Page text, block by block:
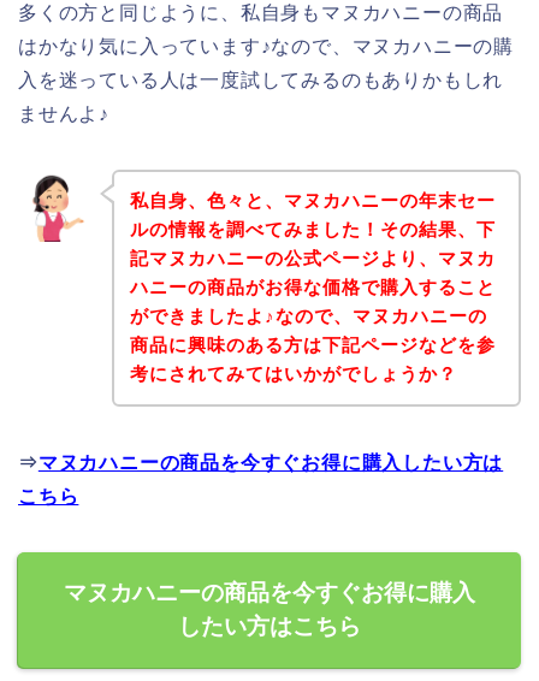
多くの方と同じように、私自身もマヌカハニーの商品
はかなり気に入っています♪なので、マヌカハニーの購
入を迷っている人は一度試してみるのもありかもしれ
ませんよ♪
私自身、色々と、マヌカハニーの年末セー
ルの情報を調べてみました！その結果、下
記マヌカハニーの公式ページより、マヌカ
ハニーの商品がお得な価格で購入すること
ができましたよ♪なので、マヌカハニーの
商品に興味のある方は下記ページなどを参
考にされてみてはいかがでしょうか？
⇒マヌカハニーの商品を今すぐお得に購入したい方は
こちら
マヌカハニーの商品を今すぐお得に購入
したい方はこちら